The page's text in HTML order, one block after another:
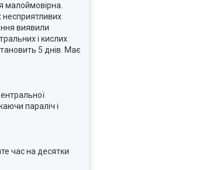
малоймовірна.
несприятливих
виявили
і кислих
5 днів. Має
параліч і
час на десятки